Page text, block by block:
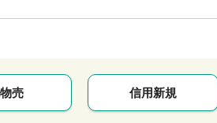
売 信用新規